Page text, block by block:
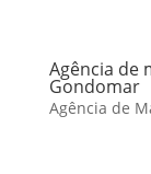
Agência de
Gondomar
Agência de